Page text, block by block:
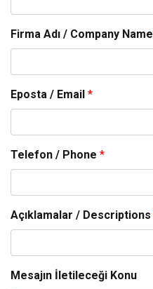
Firma Adı / Company Name
Eposta / Email *
Telefon / Phone *
Açıklamalar / Descriptions
Mesajın İletileceği Konu